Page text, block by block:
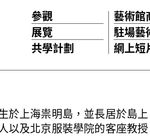
參觀
展覽
共學計劃
藝術館
駐場藝
網上短
於上海祟明島，並長居於島
以及北京服裝學院的客座教